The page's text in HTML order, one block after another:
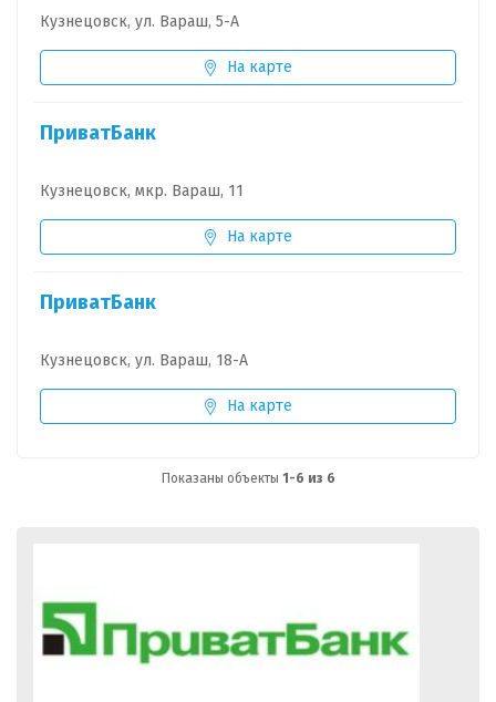
Кузнецовск, ул. Вараш, 5-А
На карте
ПриватБанк
Кузнецовск, мкр. Вараш, 11
На карте
ПриватБанк
Кузнецовск, ул. Вараш, 18-А
На карте
Показаны объекты 1-6 из 6